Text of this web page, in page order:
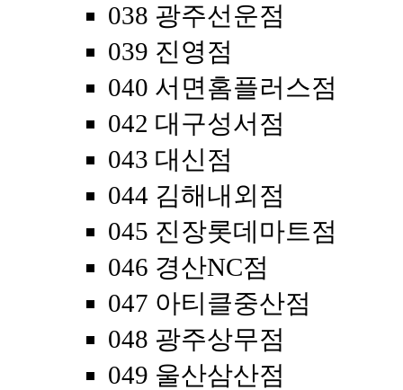
038 광주선운점
039 진영점
040 서면홈플러스점
042 대구성서점
043 대신점
044 김해내외점
045 진장롯데마트점
046 경산NC점
047 아티클중산점
048 광주상무점
049 울산삼산점